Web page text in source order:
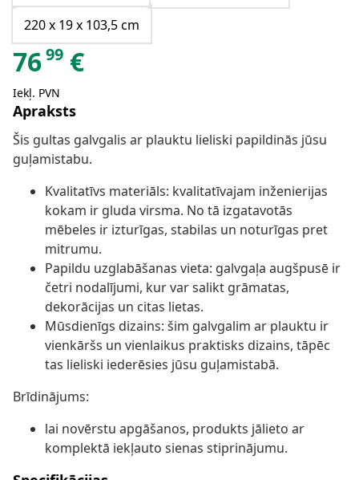
220 x 19 x 103,5 cm
7699 €
Iekļ. PVN
Apraksts
Šis gultas galvgalis ar plauktu lieliski papildinās jūsu
guļamistabu.
Kvalitatīvs materiāls: kvalitatīvajam inženierijas
kokam ir gluda virsma. No tā izgatavotās
mēbeles ir izturīgas, stabilas un noturīgas pret
mitrumu.
Papildu uzglabāšanas vieta: galvgaļa augšpusē ir
četri nodalījumi, kur var salikt grāmatas,
dekorācijas un citas lietas.
Mūsdienīgs dizains: šim galvgalim ar plauktu ir
vienkāršs un vienlaikus praktisks dizains, tāpēc
tas lieliski iederēsies jūsu guļamistabā.
Brīdinājums:
lai novērstu apgāšanos, produkts jālieto ar
komplektā iekļauto sienas stiprinājumu.